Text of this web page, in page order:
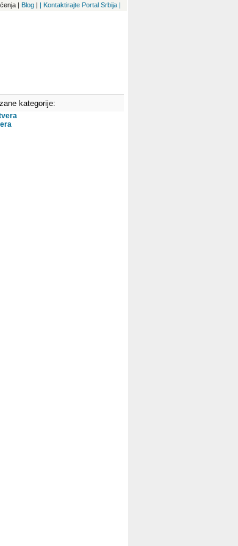
| Blog | | Kontaktirajte Portal Srbija |
kategorije: